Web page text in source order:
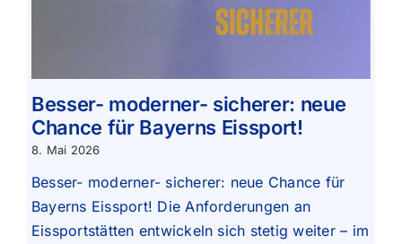
Besser- moderner- sicherer: neue
Chance für Bayerns Eissport!
8. Mai 2026
Besser- moderner- sicherer: neue Chance für
Bayerns Eissport! Die Anforderungen an
Eissportstätten entwickeln sich stetig weiter – im